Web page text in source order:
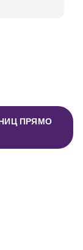
ПРЯМО